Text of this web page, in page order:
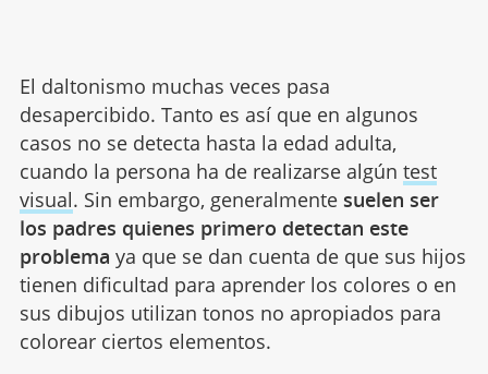
El daltonismo muchas veces pasa
desapercibido. Tanto es así que en algunos
casos no se detecta hasta la edad adulta,
cuando la persona ha de realizarse algún test
visual. Sin embargo, generalmente suelen ser
los padres quienes primero detectan este
problema ya que se dan cuenta de que sus hijos
tienen dificultad para aprender los colores o en
sus dibujos utilizan tonos no apropiados para
colorear ciertos elementos.